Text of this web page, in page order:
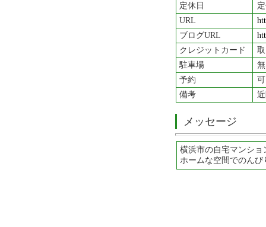
定休日
URL
ブログURL
クレジットカード
駐車場
無
予約
可
備考
メッセージ
横浜市の自宅マンシ
ホームな空間でのん